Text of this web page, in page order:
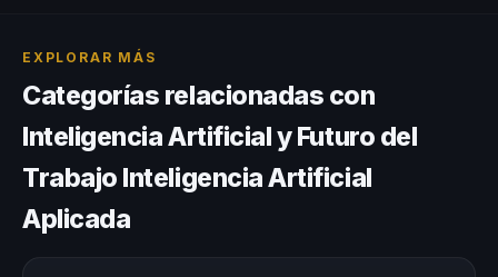
EXPLORAR MÁS
Categorías relacionadas con
Inteligencia Artificial y Futuro del
Trabajo Inteligencia Artificial
Aplicada